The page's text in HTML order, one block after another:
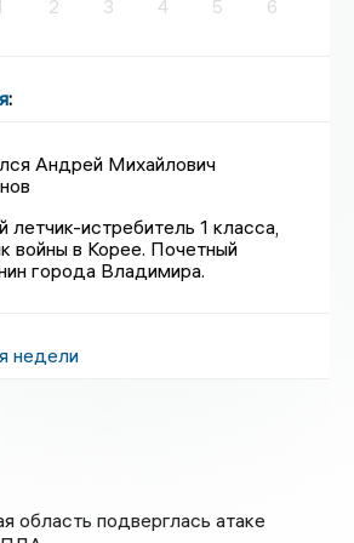
2 3 4 5 6
:
Андрей Михайлович
летчик-истребитель 1 класса,
войны в Корее. Почетный
города Владимира.
недели
область подверглась атаке